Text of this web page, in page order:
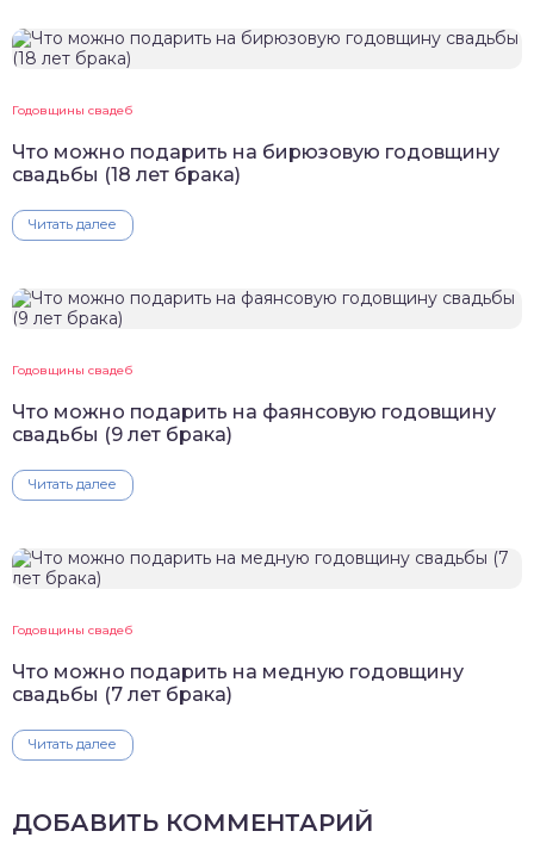
Годовщины свадеб
Что можно подарить на бирюзовую годовщину
свадьбы (18 лет брака)
Читать далее
Годовщины свадеб
Что можно подарить на фаянсовую годовщину
свадьбы (9 лет брака)
Читать далее
Годовщины свадеб
Что можно подарить на медную годовщину
свадьбы (7 лет брака)
Читать далее
ДОБАВИТЬ КОММЕНТАРИЙ